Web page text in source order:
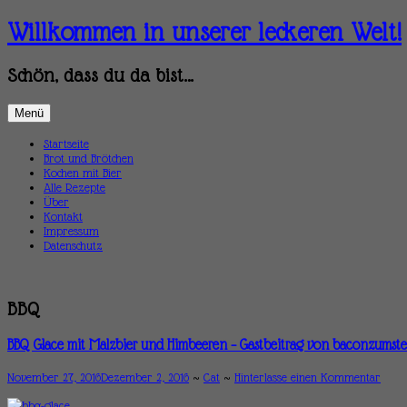
Zum
Inhalt
Willkommen in unserer leckeren Welt!
Schön, dass du da bist…
Menü
Startseite
Brot und Brötchen
Kochen mit Bier
Alle Rezepte
Über
Kontakt
Impressum
Datenschutz
BBQ
BBQ Glace mit Malzbier und Himbeeren – Gastbeitrag von
November 27, 2016Dezember 2, 2016 ~ Cat ~ Hinterlasse einen Kommentar